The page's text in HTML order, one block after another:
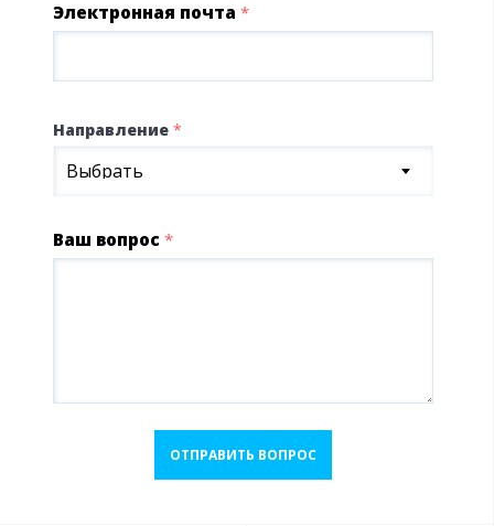
Электронная почта *
Направление *
Выбрать
Ваш вопрос *
ОТПРАВИТЬ ВОПРОС